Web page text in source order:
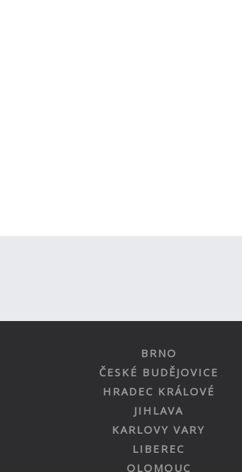
BRNO
ČESKÉ BUDĚJOVICE
HRADEC KRÁLOVÉ
JIHLAVA
KARLOVY VARY
LIBEREC
OLOMOUC